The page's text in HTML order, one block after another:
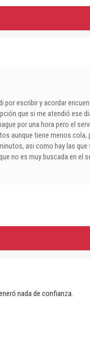
escribir y acordar
que si me atendió ese
por una hora pero el
aunque tiene menos
asi como hay las que
no es muy buscada en el
nada de confianza.